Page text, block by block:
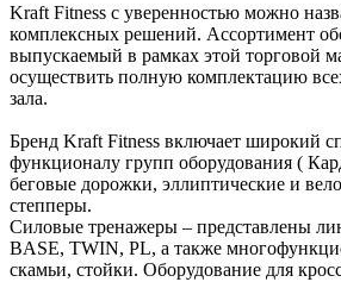
Kraft Fitness с уверенностью можно
комплексных решений. Ассортимент
выпускаемый в рамках этой торговой
осуществить полную комплектацию
зала.
Бренд Kraft Fitness включает широкий
функционалу групп оборудования (
беговые дорожки, эллиптические и
степперы.
Силовые тренажеры – представлены
BASE, TWIN, PL, а также
скамьи, стойки. Оборудование для